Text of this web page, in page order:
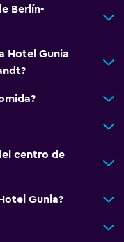
Berlín-
Hotel Gunia
centro de
Gunia?